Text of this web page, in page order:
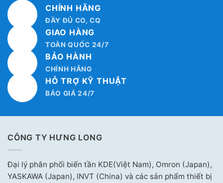
CHÍNH HÃNG
ĐẦY ĐỦ CO, CQ
GIAO HÀNG
TOÀN QUỐC 24/7
BẢO HÀNH
CHÍNH HÃNG
HỖ TRỢ KỸ THUẬT
BÁO GIÁ 24/7
CÔNG TY HƯNG LONG
Đại lý phân phối biến tần KDE(Việt Nam), Omron (Japan),
YASKAWA (Japan), INVT (China) và các sản phẩm thiết bị